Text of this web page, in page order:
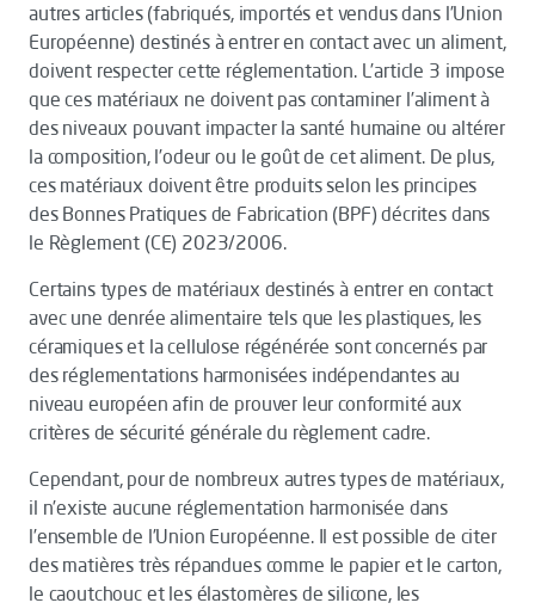
autres articles (fabriqués, importés et vendus dans l’Union
Européenne) destinés à entrer en contact avec un aliment,
doivent respecter cette réglementation. L’article 3 impose
que ces matériaux ne doivent pas contaminer l’aliment à
des niveaux pouvant impacter la santé humaine ou altérer
la composition, l’odeur ou le goût de cet aliment. De plus,
ces matériaux doivent être produits selon les principes
des Bonnes Pratiques de Fabrication (BPF) décrites dans
le Règlement (CE) 2023/2006.
Certains types de matériaux destinés à entrer en contact
avec une denrée alimentaire tels que les plastiques, les
céramiques et la cellulose régénérée sont concernés par
des réglementations harmonisées indépendantes au
niveau européen afin de prouver leur conformité aux
critères de sécurité générale du règlement cadre.
Cependant, pour de nombreux autres types de matériaux,
il n’existe aucune réglementation harmonisée dans
l’ensemble de l’Union Européenne. Il est possible de citer
des matières très répandues comme le papier et le carton,
le caoutchouc et les élastomères de silicone, les